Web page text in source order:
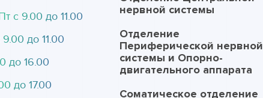
с 9.00 до 11.00
до 11.00
до 16.00
до 17.00
нервной системы
Отделение
Периферической нервной
системы и Опорно-
двигательного аппарата
Соматическое отделение